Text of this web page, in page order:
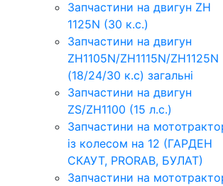
Запчастини на двигун ZH
1125N (30 к.с.)
Запчастини на двигун
ZH1105N/ZH1115N/ZH1125N
(18/24/30 к.с) загальні
Запчастини на двигун
ZS/ZH1100 (15 л.с.)
Запчастини на
із колесом на 12 (ГАРДЕН
СКАУТ, PRORAB, БУЛАТ)
Запчастини на